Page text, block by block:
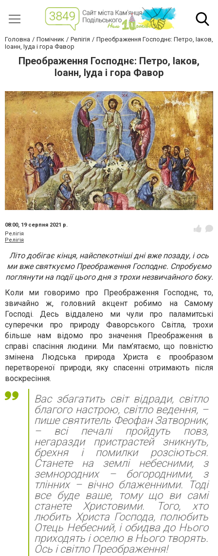
Головна Помічник Релігія
Преображення Господнє: Петро, Іаков,
Іоанн, Іуда і гора Фавор
Преображення Господнє: Петро, Іаков,
Іоанн, Іуда і гора Фавор
08:00, 19 серпня 2021 р.
Релігія
Релігія
Літо добігає кінця, найспекотніші дні вже позаду, і ось
ми вже святкуємо Преображення Господнє. Спробуємо
поглянути на події цього дня з трохи незвичайного боку.
Коли ми говоримо про Преображення Господнє, то,
звичайно ж, головний акцент робимо на Самому
Господі. Десь віддалено ми чули про паламитські
суперечки про природу Фаворського Світла, трохи
більше нам відомо про значення Преображення в
справі спасіння людини. Ми пам’ятаємо, що повністю
змінена Людська природа Христа є прообразом
перетвореної природи, яку спасенні отримають після
воскресіння.
Вас збагатить світ відради, світло
благого настрою, світло ведення, –
пише святитель Феофан Затворник,
– всі печалі пройдуть повз,
негаразди пристрастей зникнуть,
брехня і помилки розсіються.
Станете на землі небесними, з
земнородних – богородними, з
тлінних – вічно блаженними. Тоді
все буде ваше, тому що ви самі
станете Христовими. Того, хто
любить Христа Господа, полюбить
Отець Небесний, і обидва до Нього
приходять і оселю в Нього творять.
Ось і світло Преображення!